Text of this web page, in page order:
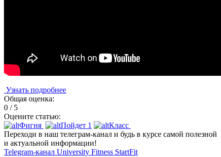
Узнать подробнее
Общая оценка:
0 / 5
Оцените статью:
Фигня
Пойдет 1
Класс
Переходи в наш телеграм-канал и будь в курсе самой полезной
и актуальной информации!
Telegram-канал University Fitness StartFit